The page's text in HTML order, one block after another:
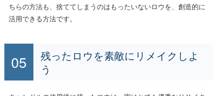
ちらの方法も、捨ててしまうのはもったいないロウを、創造的に
活用できる方法です。
残ったロウを素敵にリメイクしよ
う